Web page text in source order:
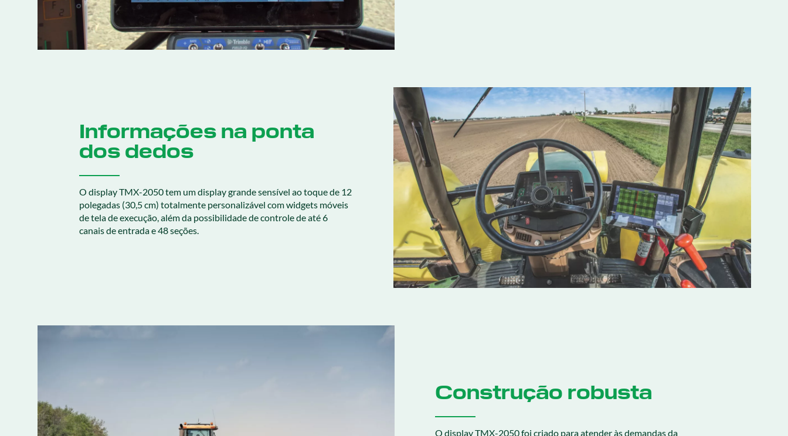
Informações na ponta
dos dedos
O display TMX-2050 tem um display grande sensível ao toque de 12
polegadas (30,5 cm) totalmente personalizável com widgets móveis
de tela de execução, além da possibilidade de controle de até 6
canais de entrada e 48 seções.
Construção robusta
O display TMX-2050 foi criado para atender às demandas da